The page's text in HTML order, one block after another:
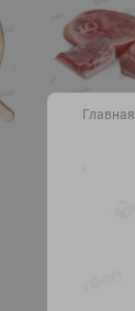
Главная